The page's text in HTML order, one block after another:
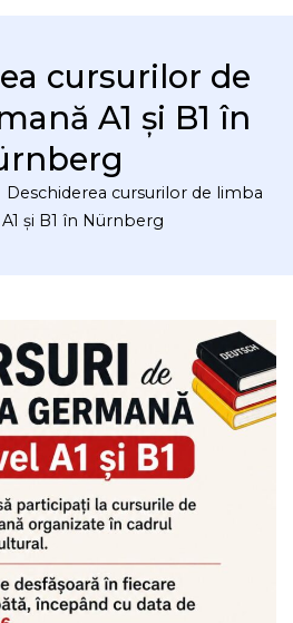
cursurilor de
A1 și B1 în
Deschiderea cursurilor de limba
și B1 în Nürnberg